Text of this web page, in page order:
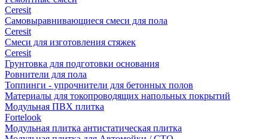
Ceresit
Самовыравнивающиеся смеси для пола
Ceresit
Смеси для изготовления стяжек
Ceresit
Грунтовка для подготовки основания
Ровнители для пола
Топпинги - упрочнители для бетонных полов
Материалы для токопроводящих напольных покрытий
Модульная ПВХ плитка
Fortelook
Модульная плитка антистатическая плитка